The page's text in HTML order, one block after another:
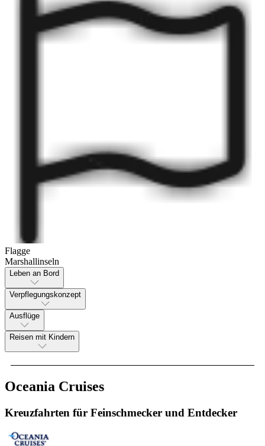
Flagge
Marshallinseln
Leben an Bord
Verpflegungskonzept
Ausflüge
Reisen mit Kindern
Oceania Cruises
Kreuzfahrten für Feinschmecker und Entdecker